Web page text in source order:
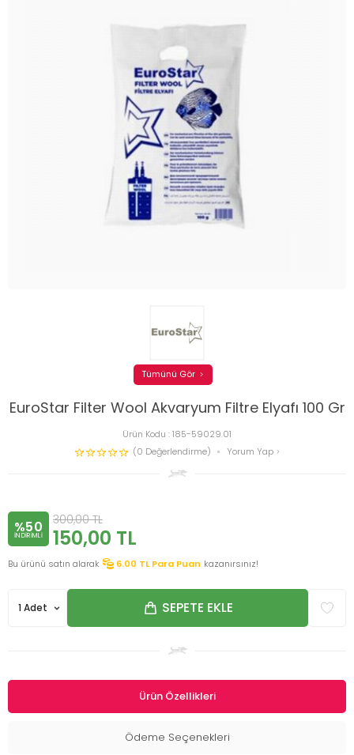
EuroStar Filter Wool Akvaryum Filtre Elyafı 100 Gr
Ürün Kodu :185-59029.01
(0 Değerlendirme)
Yorum Yap
Tümünü Gör
%50
INDIRIMLI
300,00TL
150,00 TL
Bu ürünü satın alarak 6.00 TL Para Puan kazanırsınız!
SEPETE EKLE
Ürün Özellikleri
Ödeme Seçenekleri